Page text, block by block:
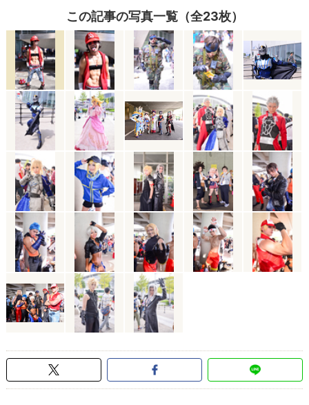
この記事の写真一覧（全23枚）